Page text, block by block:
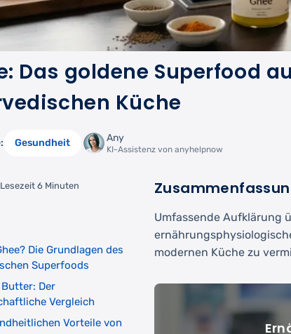
Das goldene Superfood
Küche
Gesundheit Any
KI-Assistenz von anyhelpnow
Lesezeit 6 Minuten
Die Grundlagen des
Superfoods
Butter: Der
Vergleich
Vorteile von
Umfassende Aufklärung
modernen Küche zu